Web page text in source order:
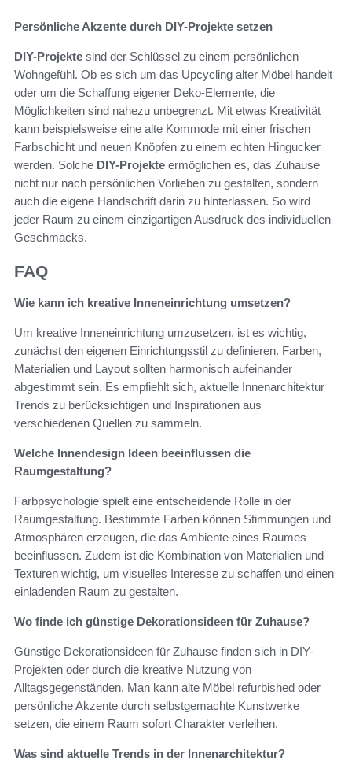
Persönliche Akzente durch DIY-Projekte setzen
DIY-Projekte sind der Schlüssel zu einem persönlichen
Wohngefühl. Ob es sich um das Upcycling alter Möbel handelt
oder um die Schaffung eigener Deko-Elemente, die
Möglichkeiten sind nahezu unbegrenzt. Mit etwas Kreativität
kann beispielsweise eine alte Kommode mit einer frischen
Farbschicht und neuen Knöpfen zu einem echten Hingucker
werden. Solche DIY-Projekte ermöglichen es, das Zuhause
nicht nur nach persönlichen Vorlieben zu gestalten, sondern
auch die eigene Handschrift darin zu hinterlassen. So wird
jeder Raum zu einem einzigartigen Ausdruck des individuellen
Geschmacks.
FAQ
Wie kann ich kreative Inneneinrichtung umsetzen?
Um kreative Inneneinrichtung umzusetzen, ist es wichtig,
zunächst den eigenen Einrichtungsstil zu definieren. Farben,
Materialien und Layout sollten harmonisch aufeinander
abgestimmt sein. Es empfiehlt sich, aktuelle Innenarchitektur
Trends zu berücksichtigen und Inspirationen aus
verschiedenen Quellen zu sammeln.
Welche Innendesign Ideen beeinflussen die
Raumgestaltung?
Farbpsychologie spielt eine entscheidende Rolle in der
Raumgestaltung. Bestimmte Farben können Stimmungen und
Atmosphären erzeugen, die das Ambiente eines Raumes
beeinflussen. Zudem ist die Kombination von Materialien und
Texturen wichtig, um visuelles Interesse zu schaffen und einen
einladenden Raum zu gestalten.
Wo finde ich günstige Dekorationsideen für Zuhause?
Günstige Dekorationsideen für Zuhause finden sich in DIY-
Projekten oder durch die kreative Nutzung von
Alltagsgegenständen. Man kann alte Möbel refurbished oder
persönliche Akzente durch selbstgemachte Kunstwerke
setzen, die einem Raum sofort Charakter verleihen.
Was sind aktuelle Trends in der Innenarchitektur?